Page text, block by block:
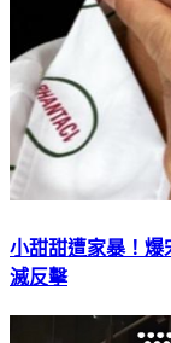
小甜甜遭家暴！
滅反擊